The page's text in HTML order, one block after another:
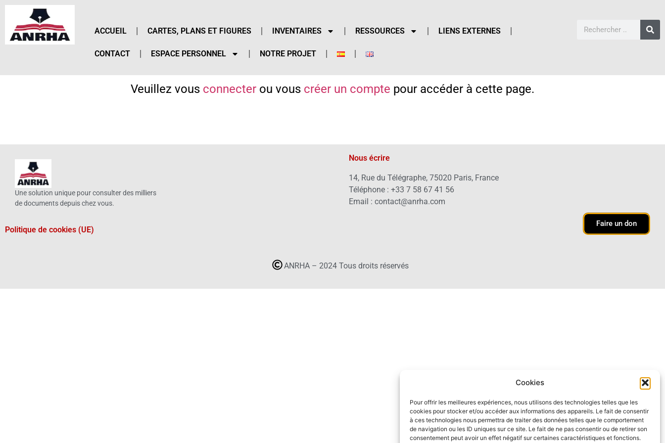
Cookies
Pour offrir les meilleures expériences, nous utilisons des technologies telles que les
cookies pour stocker et/ou accéder aux informations des appareils. Le fait de consentir
à ces technologies nous permettra de traiter des données telles que le comportement
de navigation ou les ID uniques sur ce site. Le fait de ne pas consentir ou de retirer son
consentement peut avoir un effet négatif sur certaines caractéristiques et fonctions.
ACCUEIL CARTES, PLANS ET FIGURES INVENTAIRES RESSOURCES LIENS EXTERNES
CONTACT ESPACE PERSONNEL NOTRE PROJET
Veuillez vous connecter ou vous créer un compte pour accéder à cette page.
Une solution unique pour consulter des milliers
de documents depuis chez vous.
Politique de cookies (UE)
Nous écrire
14, Rue du Télégraphe, 75020 Paris, France
Téléphone : +33 7 58 67 41 56
Email : contact@anrha.com
Faire un don
ANRHA – 2024 Tous droits réservés